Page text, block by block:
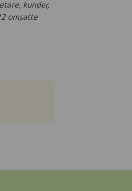
kunder,
omsatte